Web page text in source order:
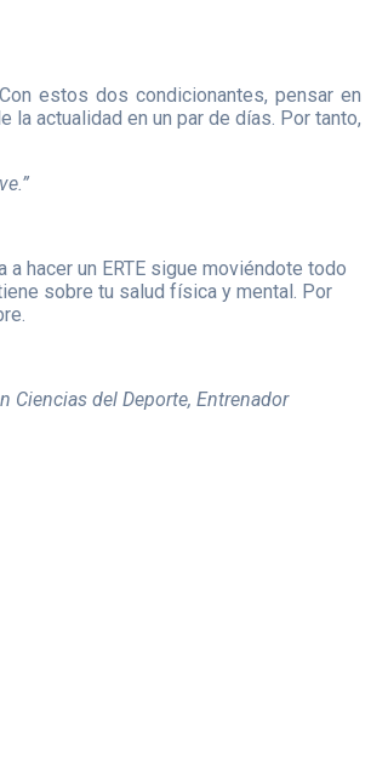
estos dos condicionantes, pensar en
actualidad en un par de días. Por tanto,
hacer un ERTE sigue moviéndote todo
sobre tu salud física y mental. Por
Ciencias del Deporte, Entrenador